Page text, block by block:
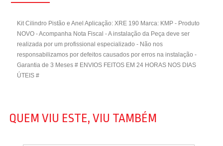
Kit Cilindro Pistão e Anel Aplicação: XRE 190 Marca: KMP - Produto
NOVO - Acompanha Nota Fiscal - A instalação da Peça deve ser
realizada por um profissional especializado - Não nos
responsabilizamos por defeitos causados por erros na instalação -
Garantia de 3 Meses # ENVIOS FEITOS EM 24 HORAS NOS DIAS
ÚTEIS #
QUEM VIU ESTE, VIU TAMBÉM